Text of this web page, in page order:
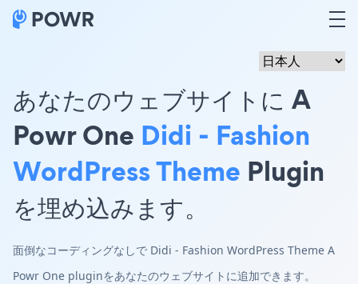
あなたのウェブサイトに A
Powr One Didi - Fashion
WordPress Theme Plugin
を埋め込みます。
面倒なコーディングなしで Didi - Fashion WordPress Theme A
Powr One pluginをあなたのウェブサイトに追加できます。